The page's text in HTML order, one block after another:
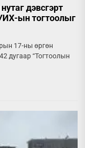
дэвсгэрт
ын тогтоолыг
17-ны өргөн
дугаар “Тогтоолын